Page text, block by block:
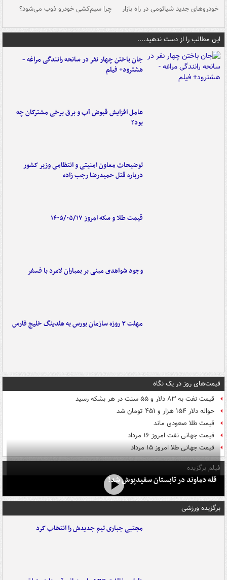
خودروهای جدید شیائومی در راه بازار چرا سیم‌کشی خودرو ذوب می‌شود؟
این مطالب را از دست ندهید....
جان باختن چهار نفر در سانحه رانندگی مراغه -
هشترود+ فیلم
عامل افزایش قبوض آب و برق برخی مشترکان چه
بود؟
توضیحات معاون امنیتی و انتظامی وزیر کشور
درباره قتل حمیدرضا رجب زاده
قیمت طلا و سکه امروز ۱۴۰۵/۰۵/۱۷
وجود شواهدی مبنی بر بمباران لامرد با فسفر
مهلت ۳ روزه سازمان بورس به هلدینگ خلیج فارس
قیمت‌های روز در یک نگاه
قیمت نفت به ۸۳ دلار و ۵۵ سنت در هر بشکه رسید
حواله دلار ۱۵۴ هزار و ۴۵۱ تومان شد
قیمت طلا صعودی ماند
قیمت جهانی نفت امروز ۱۶ مرداد
قیمت جهانی طلا امروز ۱۵ مرداد
فیلم برگزیده
قله دماوند در تابستان سفیدپوش شد!
برگزیده ورزشی
مجتبی جباری تیم جدیدش را انتخاب کرد